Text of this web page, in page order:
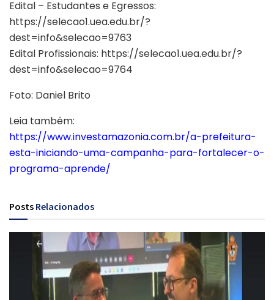
Edital – Estudantes e Egressos:
https://selecao1.uea.edu.br/?
dest=info&selecao=9763
Edital Profissionais: https://selecao1.uea.edu.br/?
dest=info&selecao=9764
Foto: Daniel Brito
Leia também:
https://www.investamazonia.com.br/a-prefeitura-
esta-iniciando-uma-campanha-para-fortalecer-o-
programa-aprende/
Posts Relacionados